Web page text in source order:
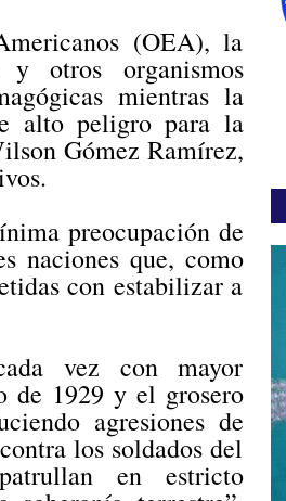
(OEA), la
otros organismos
mientras la
alto peligro para la
Gómez Ramírez,
preocupación de
naciones que, como
con estabilizar a
vez con mayor
de 1929 y el grosero
agresiones de
los soldados del
en estricto